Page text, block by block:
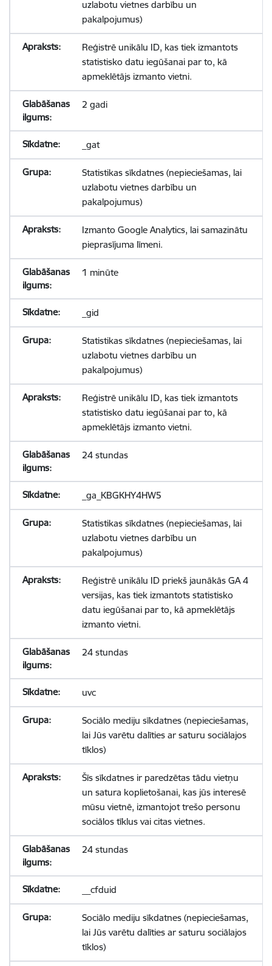
uzlabotu vietnes darbību un
pakalpojumus)
Reģistrē unikālu ID, kas tiek izmantots
statistisko datu iegūšanai par to, kā
apmeklētājs izmanto vietni.
2 gadi
_gat
Statistikas sīkdatnes (nepieciešamas, lai
uzlabotu vietnes darbību un
pakalpojumus)
Izmanto Google Analytics, lai samazinātu
pieprasījuma līmeni.
1 minūte
_gid
Statistikas sīkdatnes (nepieciešamas, lai
uzlabotu vietnes darbību un
pakalpojumus)
Reģistrē unikālu ID, kas tiek izmantots
statistisko datu iegūšanai par to, kā
apmeklētājs izmanto vietni.
24 stundas
_ga_KBGKHY4HW5
Statistikas sīkdatnes (nepieciešamas, lai
uzlabotu vietnes darbību un
pakalpojumus)
Reģistrē unikālu ID priekš jaunākās GA 4
versijas, kas tiek izmantots statistisko
datu iegūšanai par to, kā apmeklētājs
izmanto vietni.
24 stundas
uvc
Sociālo mediju sīkdatnes (nepieciešamas,
lai Jūs varētu dalīties ar saturu sociālajos
tīklos)
Šīs sīkdatnes ir paredzētas tādu vietņu
un satura koplietošanai, kas jūs interesē
mūsu vietnē, izmantojot trešo personu
sociālos tīklus vai citas vietnes.
24 stundas
__cfduid
Sociālo mediju sīkdatnes (nepieciešamas,
lai Jūs varētu dalīties ar saturu sociālajos
tīklos)